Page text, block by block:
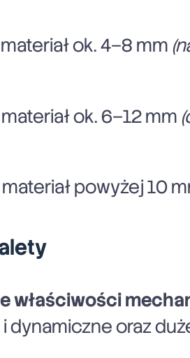
ok. 4–8 mm
ok. 6–12 mm
powyżej 10
właściwości
dynamiczne oraz